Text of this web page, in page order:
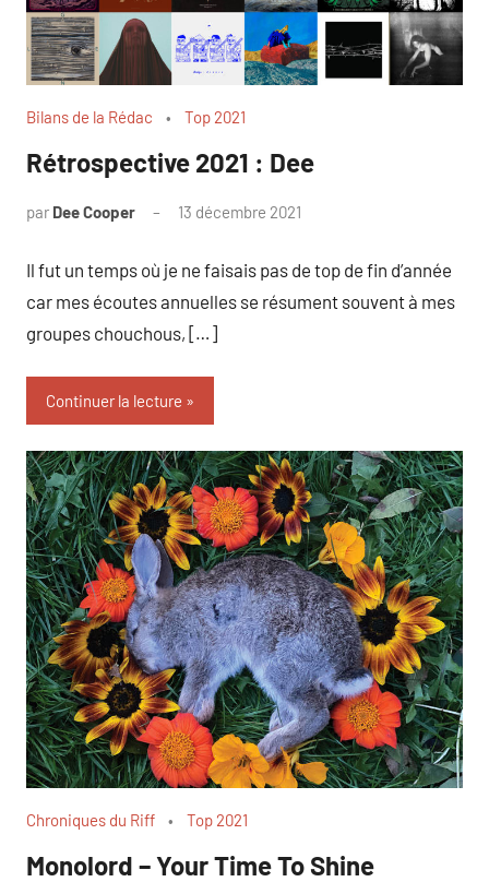
Bilans de la Rédac Top 2021
Rétrospective 2021 : Dee
par Dee Cooper 13 décembre 2021
Il fut un temps où je ne faisais pas de top de fin d’année
car mes écoutes annuelles se résument souvent à mes
groupes chouchous, […]
Continuer la lecture
Chroniques du Riff Top 2021
Monolord – Your Time To Shine